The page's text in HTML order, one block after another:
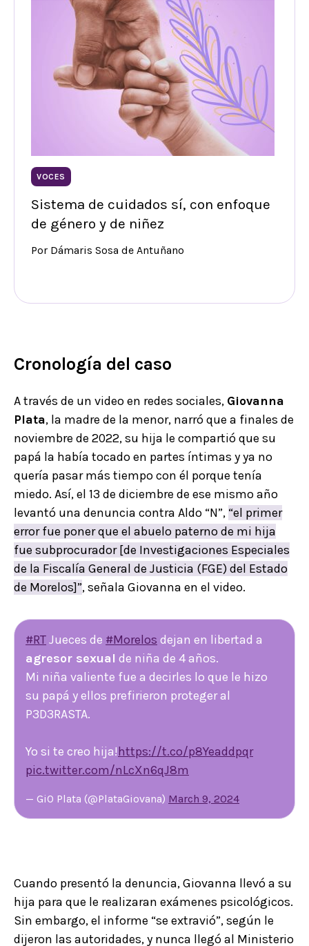
VOCES
Sistema de cuidados sí, con enfoque
de género y de niñez
Por Dámaris Sosa de Antuñano
Cronología del caso
A través de un video en redes sociales, Giovanna
Plata, la madre de la menor, narró que a finales de
noviembre de 2022, su hija le compartió que su
papá la había tocado en partes íntimas y ya no
quería pasar más tiempo con él porque tenía
miedo. Así, el 13 de diciembre de ese mismo año
levantó una denuncia contra Aldo “N”, “el primer
error fue poner que el abuelo paterno de mi hija
fue subprocurador [de Investigaciones Especiales
de la Fiscalía General de Justicia (FGE) del Estado
de Morelos]”, señala Giovanna en el video.
#RTJueces de #Morelos dejan en libertad a
agresor sexual de niña de 4 años.
Mi niña valiente fue a decirles lo que le hizo
su papá y ellos prefirieron proteger al
P3D3RASTA.
Yo si te creo hija!https://t.co/p8Yeaddpqr
pic.twitter.com/nLcXn6qJ8m
— GiO Plata (@PlataGiovana) March 9, 2024
Cuando presentó la denuncia, Giovanna llevó a su
hija para que le realizaran exámenes psicológicos.
Sin embargo, el informe “se extravió”, según le
dijeron las autoridades, y nunca llegó al Ministerio